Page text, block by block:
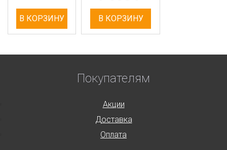
В КОРЗИНУ В КОРЗИНУ
Покупателям
Акции
Доставка
Оплата